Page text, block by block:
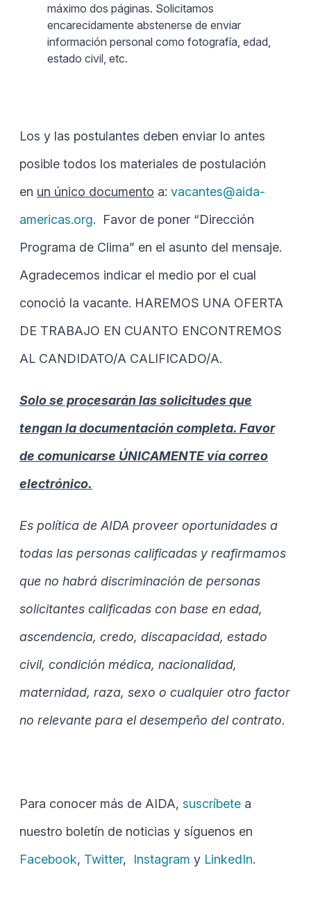
máximo dos páginas. Solicitamos
encarecidamente abstenerse de enviar
información personal como fotografía, edad,
estado civil, etc.
Los y las postulantes deben enviar lo antes
posible todos los materiales de postulación
en un único documento a: vacantes@aida-
americas.org. Favor de poner “Dirección
Programa de Clima” en el asunto del mensaje.
Agradecemos indicar el medio por el cual
conoció la vacante. HAREMOS UNA OFERTA
DE TRABAJO EN CUANTO ENCONTREMOS
AL CANDIDATO/A CALIFICADO/A.
Solo se procesarán las solicitudes que
tengan la documentación completa. Favor
de comunicarse ÚNICAMENTE vía correo
electrónico.
Es política de AIDA proveer oportunidades a
todas las personas calificadas y reafirmamos
que no habrá discriminación de personas
solicitantes calificadas con base en edad,
ascendencia, credo, discapacidad, estado
civil, condición médica, nacionalidad,
maternidad, raza, sexo o cualquier otro factor
no relevante para el desempeño del contrato.
Para conocer más de AIDA, suscríbete a
nuestro boletín de noticias y síguenos en
Facebook, Twitter, Instagram y LinkedIn.